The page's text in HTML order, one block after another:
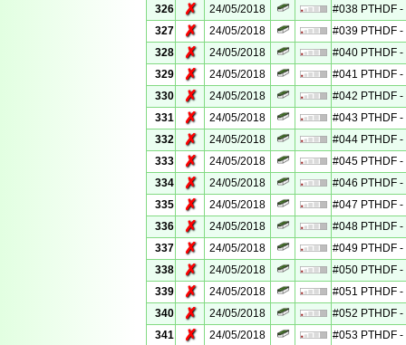
326
✗ 24/05/2018
#038 PTHDF
327
✗ 24/05/2018
#039 PTHDF
328
✗ 24/05/2018
#040 PTHDF
329
✗ 24/05/2018
#041 PTHDF
330
✗ 24/05/2018
#042 PTHDF
331
✗ 24/05/2018
#043 PTHDF
332
✗ 24/05/2018
#044 PTHDF
333
✗ 24/05/2018
#045 PTHDF
334
✗ 24/05/2018
#046 PTHDF
335
✗ 24/05/2018
#047 PTHDF
336
✗ 24/05/2018
#048 PTHDF
337
✗ 24/05/2018
#049 PTHDF
338
✗ 24/05/2018
#050 PTHDF
339
✗ 24/05/2018
#051 PTHDF
340
✗ 24/05/2018
#052 PTHDF
341
✗ 24/05/2018
#053 PTHDF